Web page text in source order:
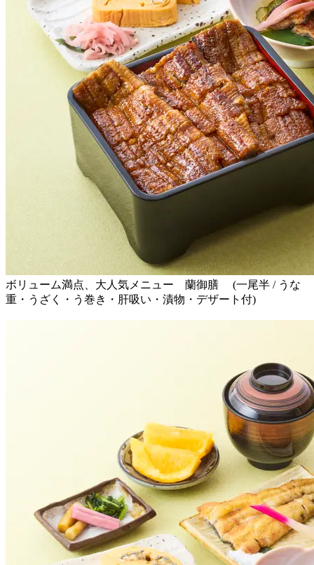
ボリューム満点、大人気メニュー 蘭御膳 (一尾半 / うな
重・うざく・う巻き・肝吸い・漬物・デザート付)